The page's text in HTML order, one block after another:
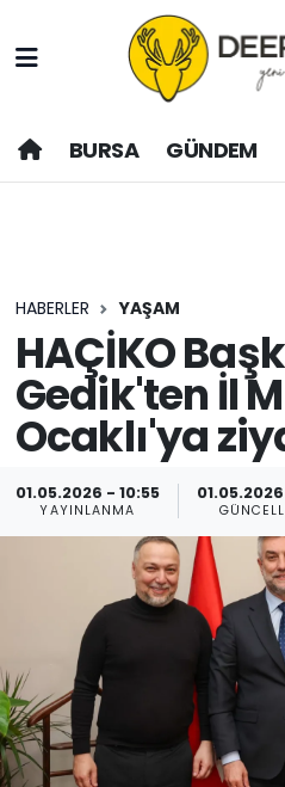
BURSA GÜNDEM
HABERLER YAŞAM
HAÇİKO
Gedik'ten İl
Ocaklı'ya
01.05.2026 - 10:55
YAYINLANMA
Hava Durumu
Trafik Durumu
Son Dakika Haberleri
Haber Arşivi